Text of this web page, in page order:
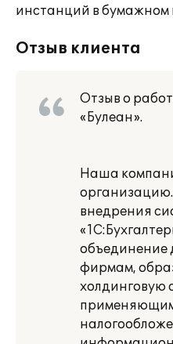
инстанций в бумажном
Отзыв клиента
Отзыв о
«Булеан».
Наша
внедрения
объединение
фирмам,
холдинговую